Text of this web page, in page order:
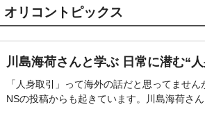
オリコントピックス
川島海荷さんと学ぶ 日常に潜む“
「人身取引」って海外の話だと思ってませ
NSの投稿からも起きています。川島海荷さん